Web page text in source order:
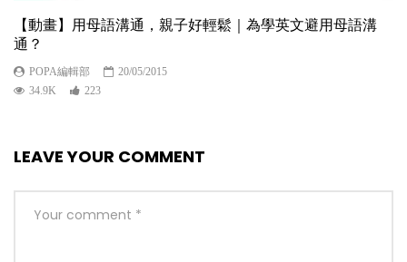
【動畫】用母語溝通，親子好輕鬆｜為學英文避用母語溝
通？
POPA編輯部
20/05/2015
34.9K
223
LEAVE YOUR COMMENT